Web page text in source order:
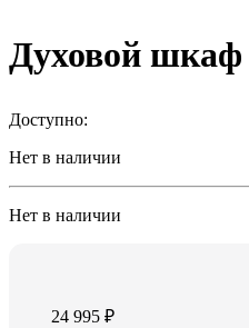
Духовой
Доступно:
Нет в наличии
Нет в наличии
24 995₽